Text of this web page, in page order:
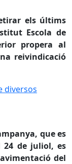
els últims
Escola de
propera al
reivindicació
diversos carrers
diversos
que es
de juliol, es
del